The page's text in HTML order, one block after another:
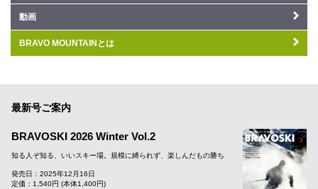
動画
BRAVO MOUNTAINとは
最新号ご案内
BRAVOSKI 2026 Winter Vol.2
知る人ぞ知る、いいスキー場。規模に縛られず、楽しんだもの勝ち
発売日：2025年12月16日
定価：1,540円 (本体1,400円)